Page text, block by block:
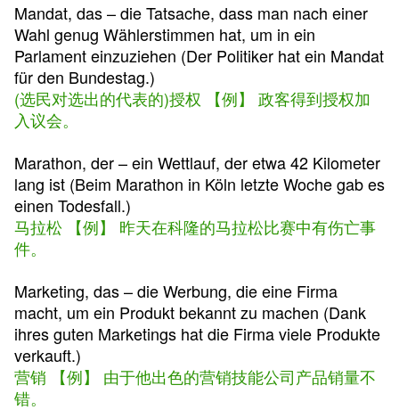
Mandat, das – die Tatsache, dass man nach einer
Wahl genug Wählerstimmen hat, um in ein
Parlament einzuziehen (Der Politiker hat ein Mandat
für den Bundestag.)
(选民对选出的代表的)授权 【例】 政客得到授权加
入议会。
Marathon, der – ein Wettlauf, der etwa 42 Kilometer
lang ist (Beim Marathon in Köln letzte Woche gab es
einen Todesfall.)
马拉松 【例】 昨天在科隆的马拉松比赛中有伤亡事
件。
Marketing, das – die Werbung, die eine Firma
macht, um ein Produkt bekannt zu machen (Dank
ihres guten Marketings hat die Firma viele Produkte
verkauft.)
营销 【例】 由于他出色的营销技能公司产品销量不
错。